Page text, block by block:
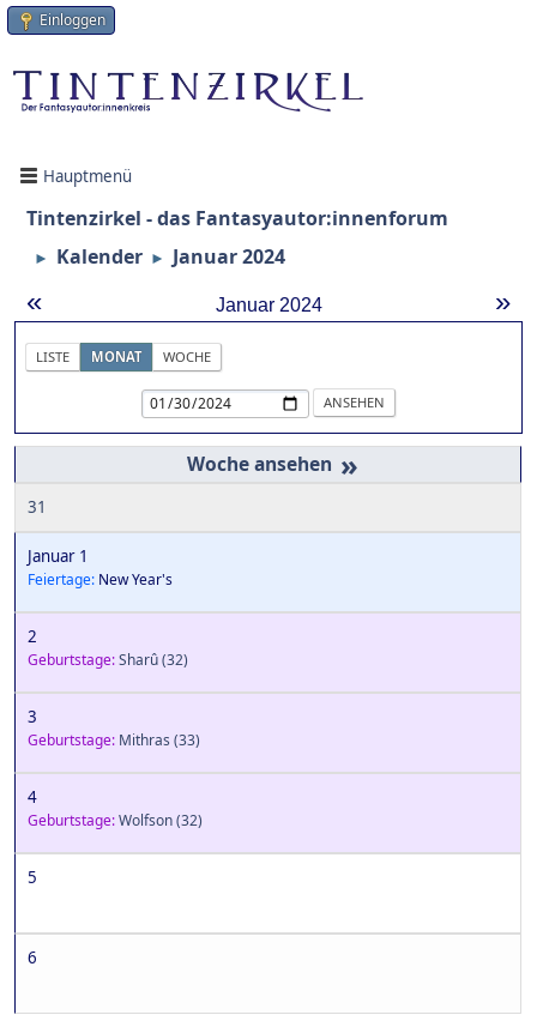
Einloggen
Hauptmenü
Tintenzirkel - das Fantasyautor:innenforum
► Kalender ► Januar 2024
« »
Januar 2024
LISTE MONAT WOCHE
»
31
Januar 1
Feiertage: New Year's
2
Geburtstage:Sharû(32)
3
Geburtstage: Mithras (33)
4
Geburtstage:Wolfson(32)
5
6